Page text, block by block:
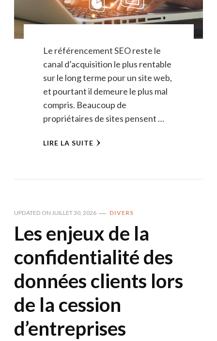
Le référencement SEO reste le
canal d’acquisition le plus rentable
sur le long terme pour un site web,
et pourtant il demeure le plus mal
compris. Beaucoup de
propriétaires de sites pensent …
LIRE LA SUITE
UPDATED ON JUILLET 30, 2026 DIVERS
Les enjeux de la
confidentialité des
données clients lors
de la cession
d’entreprises